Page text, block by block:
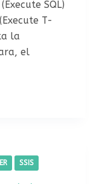
SQL)
T-
la
el
SSIS